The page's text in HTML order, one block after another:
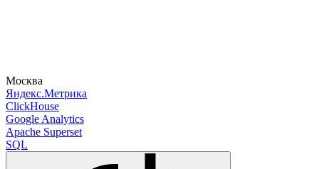
Москва
Яндекс.Метрика
ClickHouse
Google Analytics
Apache Superset
SQL